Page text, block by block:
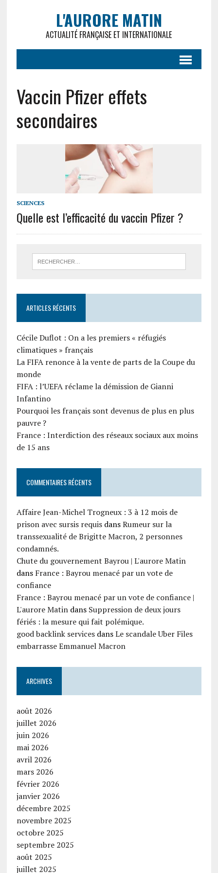
L'AURORE MATIN
ACTUALITÉ FRANÇAISE ET INTERNATIONALE
Vaccin Pfizer effets
secondaires
SCIENCES
Quelle est l’efficacité du vaccin Pfizer ?
ARTICLES RÉCENTS
Cécile Duflot : On a les premiers « réfugiés
climatiques » français
La FIFA renonce à la vente de parts de la Coupe du
monde
FIFA : l’UEFA réclame la démission de Gianni
Infantino
Pourquoi les français sont devenus de plus en plus
pauvre ?
France : Interdiction des réseaux sociaux aux moins
de 15 ans
COMMENTAIRES RÉCENTS
Affaire Jean-Michel Trogneux : 3 à 12 mois de
prison avec sursis requisdansRumeur sur la
transsexualité de Brigitte Macron, 2 personnes
condamnés.
Chute du gouvernement Bayrou | L'aurore Matin
dans France : Bayrou menacé par un vote de
confiance
France : Bayrou menacé par un vote de confiance |
L'aurore Matindans Suppression de deux jours
fériés : la mesure qui fait polémique.
good backlink servicesdansLe scandale Uber Files
embarrasse Emmanuel Macron
ARCHIVES
août 2026
juillet 2026
juin 2026
mai 2026
avril 2026
mars 2026
février 2026
janvier 2026
décembre 2025
novembre 2025
octobre 2025
septembre 2025
août 2025
juillet 2025